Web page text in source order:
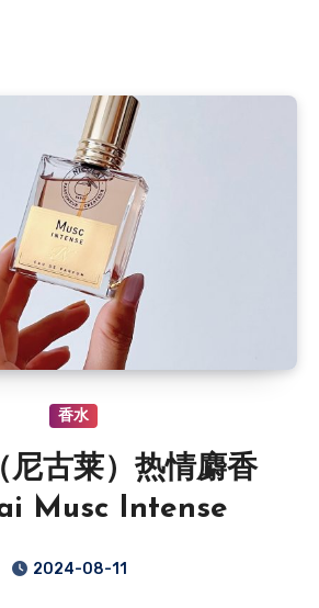
香水
尼古莱）热情麝香
Musc Intense
2024-08-11